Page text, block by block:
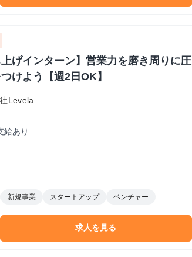
上げインターン】営業力を磨き周りに圧
けよう【週2日OK】
Levela
給あり
新規事業 スタートアップ ベンチャー
求人を見る